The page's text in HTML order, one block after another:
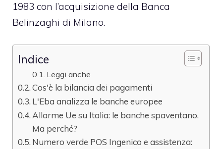
1983 con l’acquisizione della Banca
Belinzaghi di Milano.
Indice
Leggi anche
Cos'è la bilancia dei pagamenti
L'Eba analizza le banche europee
Allarme Ue su Italia: le banche spaventano.
Ma perché?
Numero verde POS Ingenico e assistenza: